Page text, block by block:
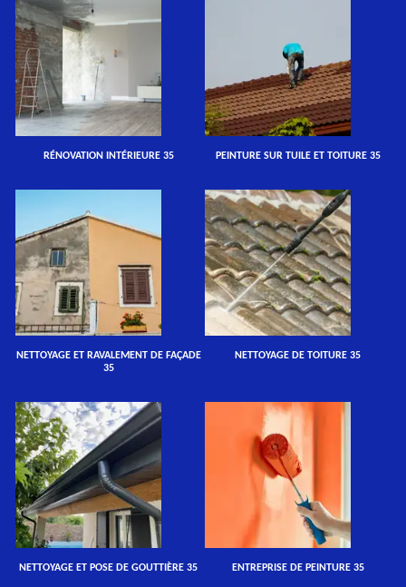
RÉNOVATION INTÉRIEURE 35 PEINTURE SUR TUILE ET TOITURE 35
NETTOYAGE ET RAVALEMENT DE FAÇADE
35
NETTOYAGE DE TOITURE 35
NETTOYAGE ET POSE DE GOUTTIÈRE 35 ENTREPRISE DE PEINTURE 35